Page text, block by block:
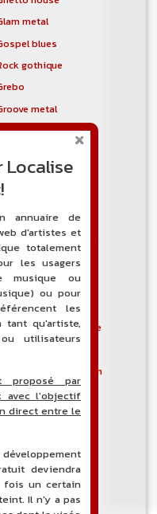
metal
blues
gothique
metal
hardcore
voices
hindoustanie
house
industriel
instrumentale
Rock progressif italien
house
pop
modal
punk
funk
Localise
annuaire de
d'artistes et
totalement
les usagers
musique ou
ou pour
les
qu'artiste,
utilisateurs
proposé par
avec l'objectif
direct entre le
deviendra
fois un certain
Il n'y a pas